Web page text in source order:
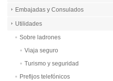
Embajadas y Consulados
Utilidades
Sobre ladrones
Viaja seguro
Turismo y seguridad
Prefijos telefónicos